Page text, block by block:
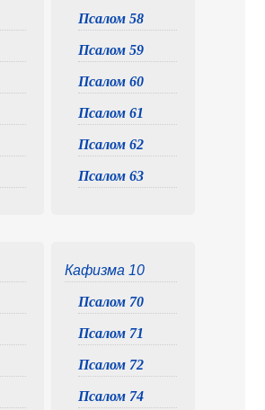
Псалом 58
Псалом 59
Псалом 60
Псалом 61
Псалом 62
Псалом 63
Кафизма 10
Псалом 70
Псалом 71
Псалом 72
Псалом 74